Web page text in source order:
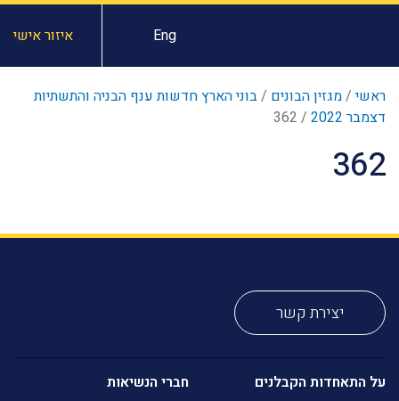
Eng איזור אישי
ראשי /מגזין הבונים /בוני הארץ חדשות ענף הבניה והתשתיות
דצמבר 2022
/
362
362
יצירת קשר
על התאחדות הקבלנים
חברי הנשיאות